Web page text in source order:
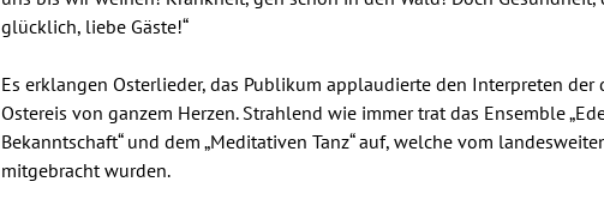
glücklich, liebe Gäste!“
Es erklangen Osterlieder, das Publikum applaudierte den Interpreten der
Ostereis von ganzem Herzen. Strahlend wie immer trat das Ensemble
Bekanntschaft“ und dem „Meditativen Tanz“ auf, welche vom
mitgebracht wurden.